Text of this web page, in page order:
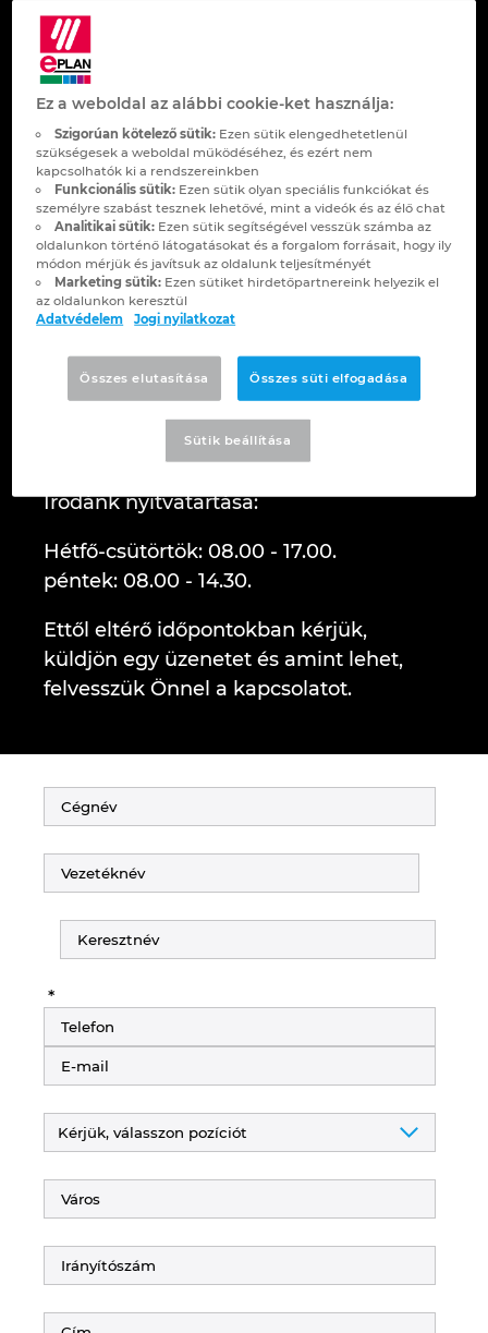
Kapcsolat
Örömmel segítünk Önnek
Érdeklődik termékeink, szolgáltatásaink
iránt, további információra van
szüksége? Örömmel segítünk, kérjük,
vegye fel velünk a kapcsolatot telefonon,
vagy email-ben!
EPLAN GmbH Fióktelep
Telefon: +36-23-420-735
Fax: +36-23-420-367
Irodánk nyitvatartása:
Hétfő-csütörtök: 08.00 - 17.00.
péntek: 08.00 - 14.30.
Ettől eltérő időpontokban kérjük,
küldjön egy üzenetet és amint lehet,
felvesszük Önnel a kapcsolatot.
*
Épülettechnológia
Felhasználói beszámolók
Konfiguráció
PDM / PLM Integráció
EPLAN Data Portal
EPLAN Education Oktatótermi verzió
EPLAN Education hallgatóknak
EPLAN Együttműködési alkalmazások
EPLAN Experience
Blog
Telephelyek
Kapcsolat
Trust Center
Brunei
Bulgaria
Canada
Chile
China
China Taiwan
Croatia
Denmark
Finland
France
Germany
Hungary
Ireland
Israel
Japan
Lithuania
Malaysia
Ez a weboldal az alábbi cookie-ket használja:
Szigorúan kötelező sütik:Ezen sütik elengedhetetlenül
szükségesek a weboldal működéséhez, és ezért nem
kapcsolhatók ki a rendszereinkben
Funkcionális sütik:Ezen sütik olyan speciális funkciókat és
személyre szabást tesznek lehetővé, mint a videók és az élő chat
Analitikai sütik:Ezen sütik segítségével vesszük számba az
oldalunkon történő látogatásokat és a forgalom forrásait, hogy ily
módon mérjük és javítsuk az oldalunk teljesítményét
Marketing sütik:Ezen sütiket hirdetőpartnereink helyezik el
az oldalunkon keresztül
Adatvédelem
Jogi nyilatkozat
Összes elutasítása Összes süti elfogadása
Sütik beállítása